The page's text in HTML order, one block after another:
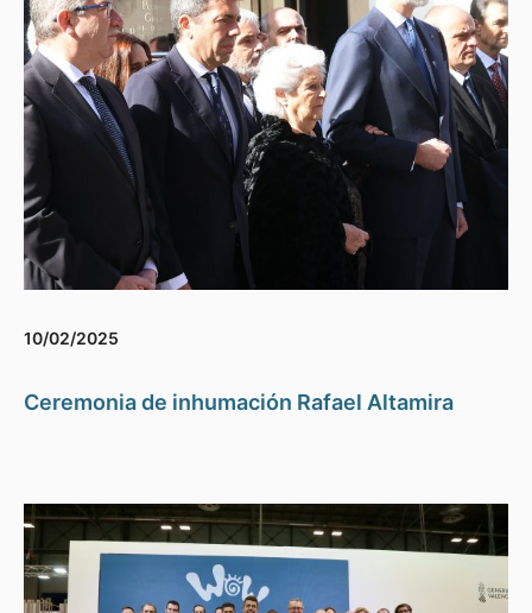
10/02/2025
Ceremonia de inhumación Rafael Altamira